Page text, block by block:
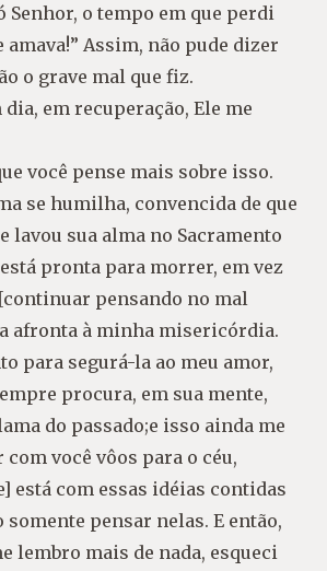
Senhor, o tempo em que perdi
amava!” Assim, não pude dizer
o grave mal que fiz.
em recuperação, Ele me
você pense mais sobre isso.
se humilha, convencida de que
lavou sua alma no Sacramento
pronta para morrer, em vez
pensando no mal
afronta à minha misericórdia.
para segurá-la ao meu amor,
procura, em sua mente,
do passado;e isso ainda me
com você vôos para o céu,
está com essas idéias contidas
somente pensar nelas. E então,
lembro mais de nada, esqueci